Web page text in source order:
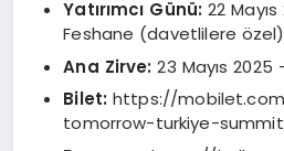
Yatırımcı Günü: 22
Feshane (davetlilere özel)
Ana Zirve: 23 Mayıs
Bilet: https://
tomorrow-turkiye-